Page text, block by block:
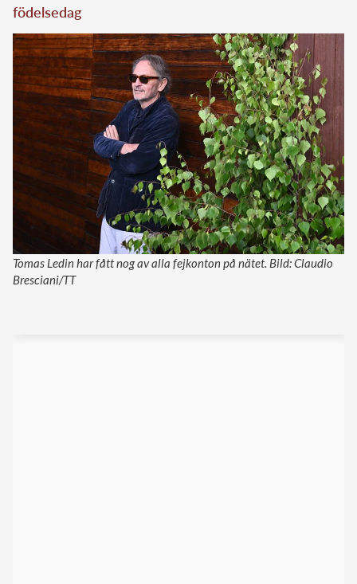
födelsedag
Tomas Ledin har fått nog av alla fejkonton på nätet. Bild: Claudio
Bresciani/TT